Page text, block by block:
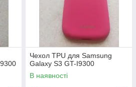
Чехол TPU для Samsung
Galaxy S3 GT-I9300
В наявності